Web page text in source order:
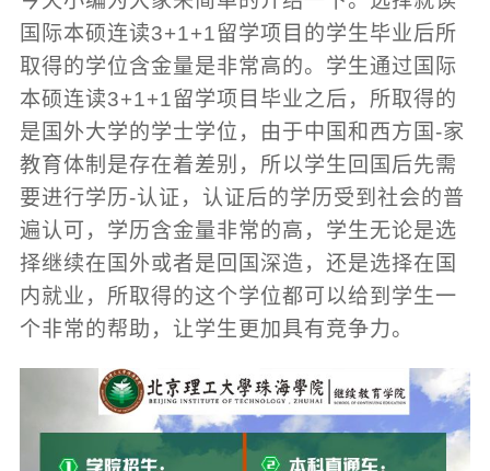
国际本硕连读3+1+1留学项目的学生毕业后所
取得的学位含金量是非常高的。学生通过国际
本硕连读3+1+1留学项目毕业之后，所取得的
是国外大学的学士学位，由于中国和西方国-家
教育体制是存在着差别，所以学生回国后先需
要进行学历-认证，认证后的学历受到社会的普
遍认可，学历含金量非常的高，学生无论是选
择继续在国外或者是回国深造，还是选择在国
内就业，所取得的这个学位都可以给到学生一
个非常的帮助，让学生更加具有竞争力。